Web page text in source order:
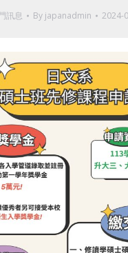
訊息 By japanadmin 2024-